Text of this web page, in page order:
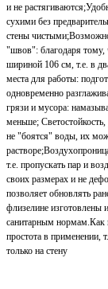
и не
сухими без
стены
"швов": благодаря тому,
шириной 106 см, т.е. в
места для работы:
одновременно
грязи и мусора:
меньше;
не "боятся" воды, их
т.е. пропускать пар и
своих размерах и не
позволяет обновлять
флизелине изготовлены
санитарным нормам.Как
простота в применении,
только на стену